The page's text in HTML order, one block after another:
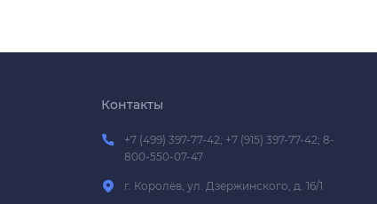
Контакты
+7 (499) 397-77-42; +7 (915) 397-77-42; 8-
800-550-07-47
г. Королёв, ул. Дзержинского, д. 16/1